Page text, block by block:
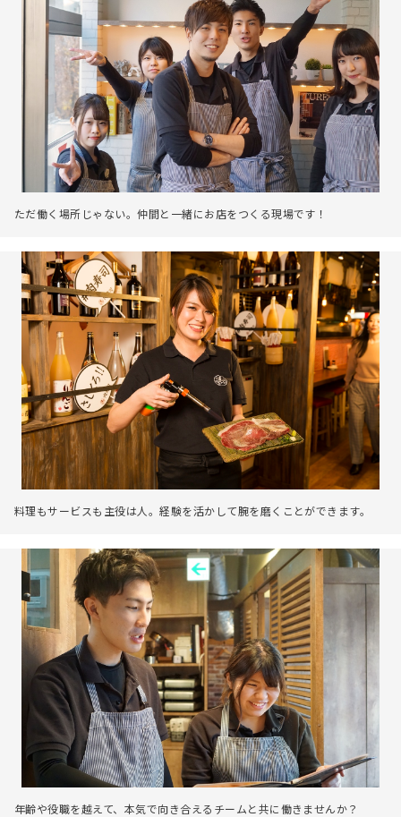
ただ働く場所じゃない。仲間と一緒にお店をつくる現場です！
料理もサービスも主役は人。経験を活かして腕を磨くことができます。
年齢や役職を越えて、本気で向き合えるチームと共に働きませんか？